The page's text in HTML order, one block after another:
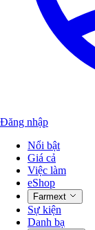
Đăng nhập
Nổi bật
Giá cả
Việc làm
eShop
Farmext
Sự kiện
Danh bạ